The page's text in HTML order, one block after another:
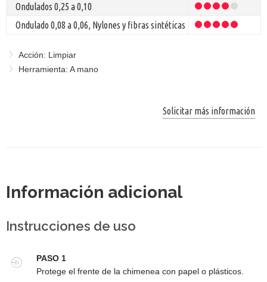
Ondulados 0,25 a 0,10
Ondulado 0,08 a 0,06, Nylones y fibras sintéticas
Acción: Limpiar
Herramienta: A mano
Solicitar más información
Información adicional
Instrucciones de uso
PASO 1
Protege el frente de la chimenea con papel o plásticos.